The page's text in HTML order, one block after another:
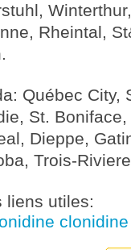
Rheintal,
Québec City,
St.
Dieppe,
Trois-
liens utiles: